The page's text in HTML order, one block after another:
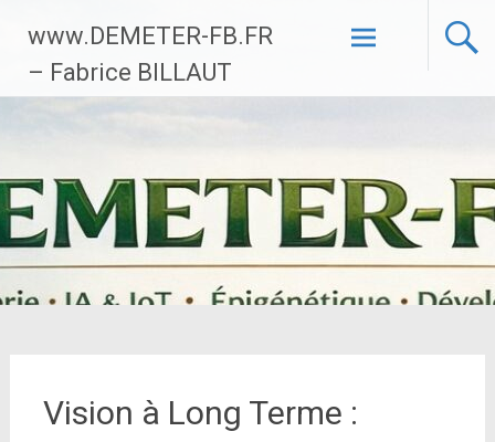
contenu
principal
www.DEMETER-FB.FR
– Fabrice BILLAUT
Vision à Long Terme :